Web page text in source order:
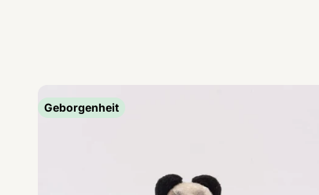
Geborgenheit